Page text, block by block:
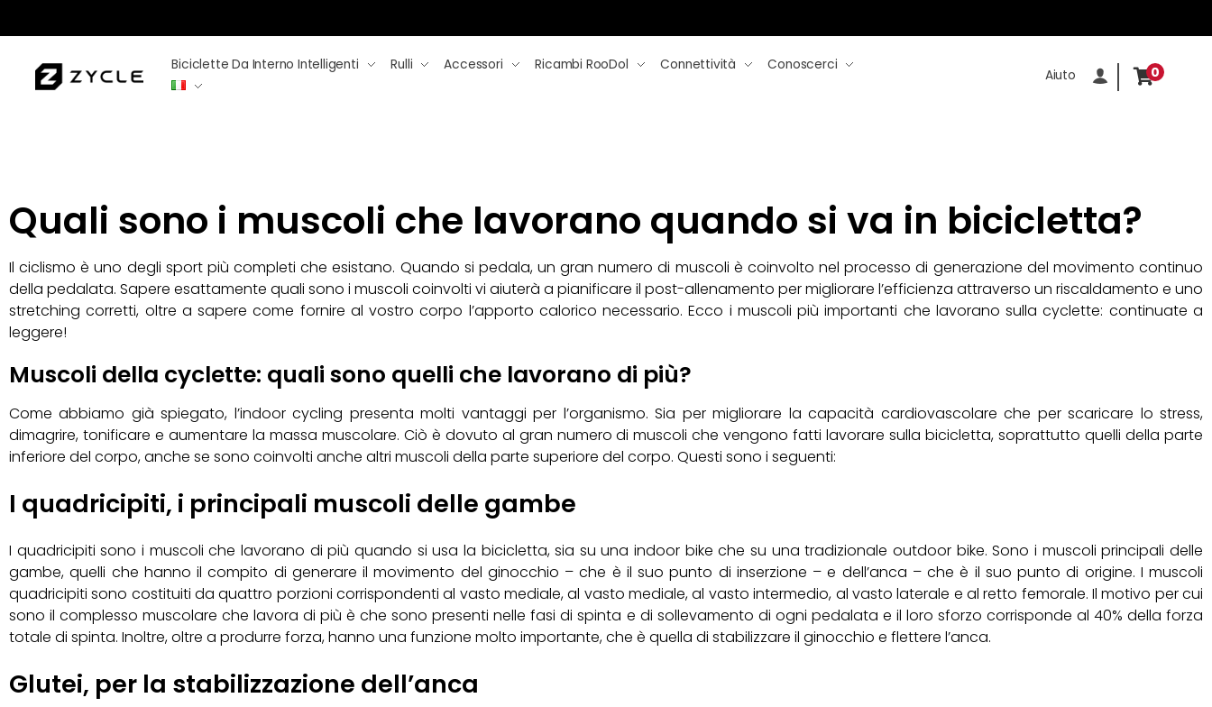
Biciclette Da Interno Intelligenti Rulli Accessori Ricambi RooDol Connettività Conoscerci
Aiuto 0
Quali sono i muscoli che lavorano quando si va in bicicletta?
Il ciclismo è uno degli sport più completi che esistano. Quando si pedala, un gran numero di muscoli è coinvolto nel processo di generazione del movimento continuo
della pedalata. Sapere esattamente quali sono i muscoli coinvolti vi aiuterà a pianificare il post-allenamento per migliorare l’efficienza attraverso un riscaldamento e uno
stretching corretti, oltre a sapere come fornire al vostro corpo l’apporto calorico necessario. Ecco i muscoli più importanti che lavorano sulla cyclette: continuate a
leggere!
Muscoli della cyclette: quali sono quelli che lavorano di più?
Come abbiamo già spiegato, l’indoor cycling presenta molti vantaggi per l’organismo. Sia per migliorare la capacità cardiovascolare che per scaricare lo stress,
dimagrire, tonificare e aumentare la massa muscolare. Ciò è dovuto al gran numero di muscoli che vengono fatti lavorare sulla bicicletta, soprattutto quelli della parte
inferiore del corpo, anche se sono coinvolti anche altri muscoli della parte superiore del corpo. Questi sono i seguenti:
I quadricipiti, i principali muscoli delle gambe
I quadricipiti sono i muscoli che lavorano di più quando si usa la bicicletta, sia su una indoor bike che su una tradizionale outdoor bike. Sono i muscoli principali delle
gambe, quelli che hanno il compito di generare il movimento del ginocchio – che è il suo punto di inserzione – e dell’anca – che è il suo punto di origine. I muscoli
quadricipiti sono costituiti da quattro porzioni corrispondenti al vasto mediale, al vasto mediale, al vasto intermedio, al vasto laterale e al retto femorale. Il motivo per cui
sono il complesso muscolare che lavora di più è che sono presenti nelle fasi di spinta e di sollevamento di ogni pedalata e il loro sforzo corrisponde al 40% della forza
totale di spinta. Inoltre, oltre a produrre forza, hanno una funzione molto importante, che è quella di stabilizzare il ginocchio e flettere l’anca.
Glutei, per la stabilizzazione dell’anca